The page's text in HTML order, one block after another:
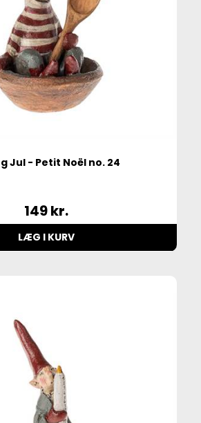
Jul - Petit Noël no. 24
149kr.
LÆG I KURV